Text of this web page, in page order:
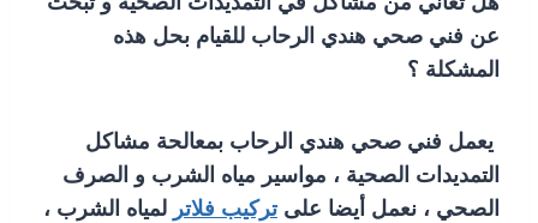
عن فني صحي هندي الرحاب للقيام بحل هذه
المشكلة ؟
يعمل فني صحي هندي الرحاب بمعالحة مشاكل
التمديدات الصحية ، مواسير مياه الشرب و الصرف
الصحي ، نعمل أيضا علىتركيب فلاتر لمياه الشرب ،